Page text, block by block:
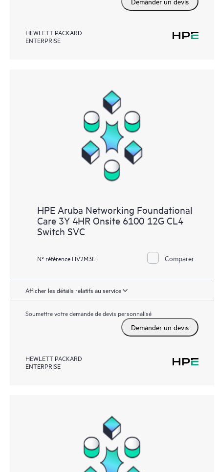
HEWLETT PACKARD
ENTERPRISE
HPE Aruba Networking Foundational
Care 3Y 4HR Onsite 6100 12G CL4
Switch SVC
N° référence HV2M3E Comparer
Afficher les détails relatifs au service
Soumettre votre demande de devis personnalisé
Demander un devis
HEWLETT PACKARD
ENTERPRISE